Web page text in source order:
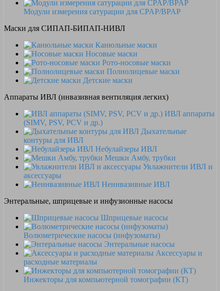
Модули измерения сатурации для CPAP/BPAP
Маски для СИПАП-БИПАП-НИВЛ
Канюльные маски
Носовые маски
Рото-носовые маски
Полнолицевые маски
Детские маски
Аппараты ИВЛ (инвазивная вентиляция легких)
ИВЛ аппараты
(SIMV, PSV, PCV и др.)
Дыхательные
контуры для ИВЛ
Небулайзеры ИВЛ
Мешки Амбу, трубки
Увлажнители ИВЛ и
аксессуары
Неинвазивные ИВЛ
Энтеральные, шприцевые и инфузионные насосы
Шприцевые насосы
Волюметрические насосы (инфузоматы)
Энтеральные насосы
Аксессуары и
расходные материалы
Инжекторы для компьютерной томографии (КТ)